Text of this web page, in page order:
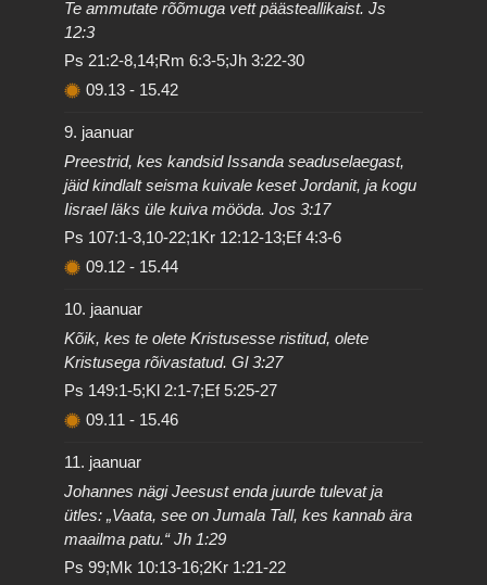
Te ammutate rõõmuga vett päästeallikaist. Js
12:3
Ps 21:2-8,14;Rm 6:3-5;Jh 3:22-30
09.13 - 15.42
9. jaanuar
Preestrid, kes kandsid Issanda seaduselaegast,
jäid kindlalt seisma kuivale keset Jordanit, ja kogu
Iisrael läks üle kuiva mööda. Jos 3:17
Ps 107:1-3,10-22;1Kr 12:12-13;Ef 4:3-6
09.12 - 15.44
10. jaanuar
Kõik, kes te olete Kristusesse ristitud, olete
Kristusega rõivastatud. Gl 3:27
Ps 149:1-5;Kl 2:1-7;Ef 5:25-27
09.11 - 15.46
11. jaanuar
Johannes nägi Jeesust enda juurde tulevat ja
ütles: „Vaata, see on Jumala Tall, kes kannab ära
maailma patu.“ Jh 1:29
Ps 99;Mk 10:13-16;2Kr 1:21-22